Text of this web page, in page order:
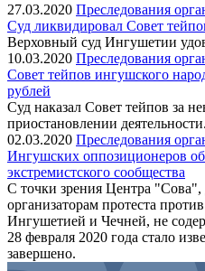
27.03.2020 Преследования
Суд ликвидировал Совет
Верховный суд Ингушетии
10.03.2020 Преследования
Совет тейпов ингушского
рублей
Суд наказал Совет тейпов за
приостановлении деятельности.
02.03.2020 Преследования
Ингушских оппозиционеров
экстремистского сообщества
С точки зрения Центра
организаторам протеста
Ингушетией и Чечней, не
28 февраля 2020 года стало
завершено.